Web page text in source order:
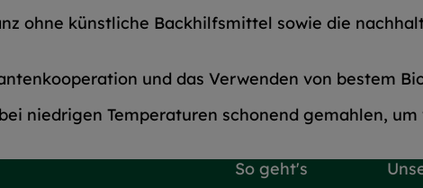
ohne künstliche Backhilfsmittel sowie die
und das Verwenden von bestem
niedrigen Temperaturen schonend gemahlen,
So geht's